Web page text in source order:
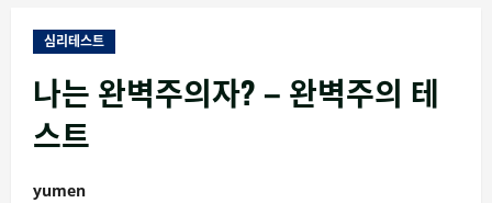
심리테스트
나는 완벽주의자? – 완벽주의 테
스트
yumen